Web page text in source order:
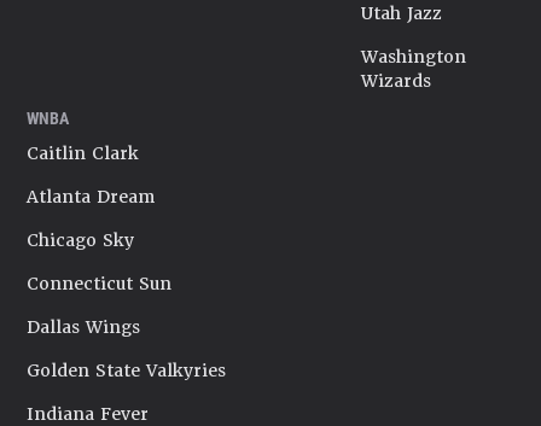
Utah Jazz
Washington
Wizards
WNBA
Caitlin Clark
Atlanta Dream
Chicago Sky
Connecticut Sun
Dallas Wings
Golden State Valkyries
Indiana Fever